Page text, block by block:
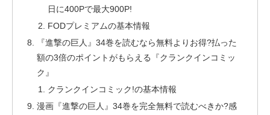
日に400Pで最大900P!
FODプレミアムの基本情報
『進撃の巨人』34巻を読むなら無料よりお得?払った
額の3倍のポイントがもらえる『クランクインコミッ
ク』
クランクインコミック!の基本情報
漫画『進撃の巨人』34巻を完全無料で読むべきか?感